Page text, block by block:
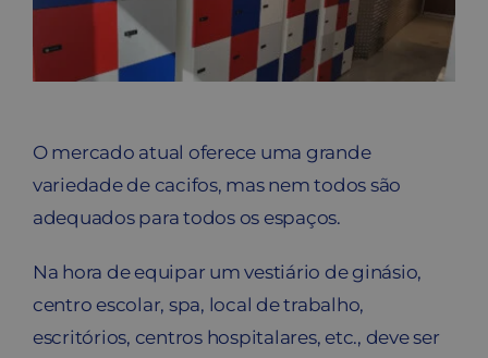
Buscar
O mercado atual oferece uma grande
variedade de cacifos, mas nem todos são
adequados para todos os espaços.
Na hora de equipar um vestiário de ginásio,
centro escolar, spa, local de trabalho,
escritórios, centros hospitalares, etc., deve ser